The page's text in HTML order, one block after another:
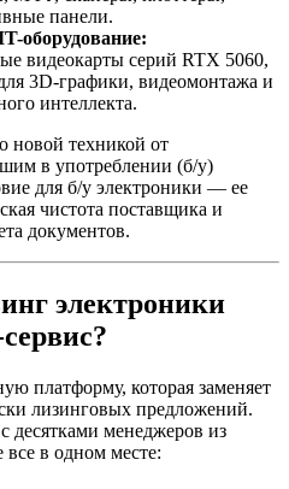
панели.
оборудование:
видеокарты серий RTX 5060,
3D-графики, видеомонтажа и
интеллекта.
новой техникой от
в употреблении (б/у)
для б/у электроники — ее
чистота поставщика и
документов.
электроники
платформу, которая заменяет
лизинговых предложений.
десятками менеджеров из
в одном месте: